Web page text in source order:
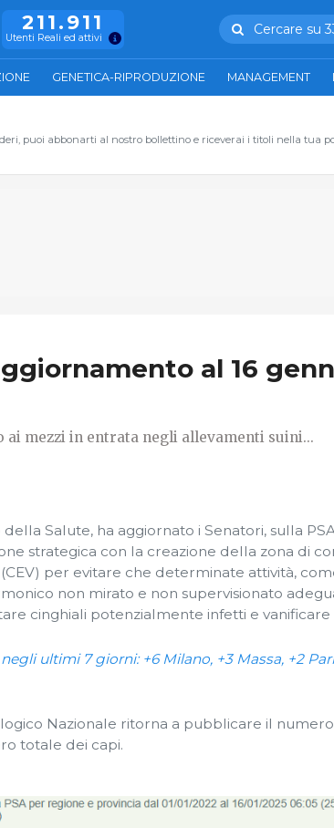
211.911
Utenti Reali ed attivi
Cercare su
GENETICA-RIPRODUZIONE MANAGEMENT
puoi abbonarti al nostro bollettino e riceverai i titoli nella tua
al 16
mezzi in entrata negli allevamenti suini...
Salute, ha aggiornato i Senatori, sulla
strategica con la creazione della zona di
per evitare che determinate attività,
non mirato e non supervisionato
cinghiali potenzialmente infetti e vanificare
ultimi 7 giorni: +6 Milano, +3 Massa, +2
Nazionale ritorna a pubblicare il
totale dei capi.